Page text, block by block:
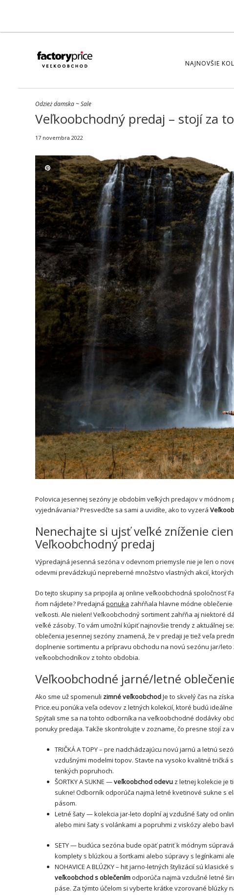
NAJNOVŠIE
Odzież damska~Sale
Veľkoobchodný predaj – stojí za
17 novembra 2022
Polovica jesennej sezóny je obdobím veľkých predajov v
vyjednávania? Presvedčte sa sami a uvidíte, ako to vyzerá
Nenechajte si ujsť veľké zníženie
Veľkoobchodný predaj
Výpredajná jesenná sezóna v odevnom priemysle nie je len o
odevmi prevádzkujú nepreberné množstvo vlastných akcií,
Do tejto skupiny sa pripojila aj online veľkoobchodná spoločnosť
ňom nájdete? Predajná ponuka zahŕňala hlavne módne
veľkosti. Ale nielen! Veľkoobchodný sortiment zahŕňa aj niektoré
veľké zásoby. To vám umožní kúpiť najnovšie trendy z aktuálnej
oblečenia jesennej sezóny znamená, že v predaji je tiež veľa
doplnenie sortimentu a prípravu obchodu na novú sezónu jar/
veľkoobchodníkov z tohto obdobia.
Veľkoobchodné jarné/letné
Ako sme už spomenuli zimné veľkoobchodJe to skvelý čas na
Price.eu ponúka veľa odevov z letných kolekcií, ktoré budú
Spýtali sme sa na tohto odborníka na veľkoobchodné dodávky
ponuky predaja. Takže skontrolujte v zozname, čo presne stojí za
TRIČKÁ A TOPY – pre nadchádzajúcu novú jarnú a letnú
vzdušnými modelmi topov. Stavte na vysoko kvalitné tričká
tenkých popruhoch.
ŠORTKY A SUKNE —veľkoobchod odevu z letnej kolekcie je
sukne! Odborník odporúča najmä letné kvetinové sukne s
pásom.
Letné šaty— kolekcia jar-leto doplní aj vzdušné šaty od
alebo mini šaty s volánkami a popruhmi z viskózy alebo
SETY — budúca sezóna bude opäť patriť k módnym
komplety s blúzkou a šortkami alebo súpravy s legínkami
NOHAVICE A BLÚZKY – hit jarno-letných štylizácií sú
veľkoobchod s oblečenímodporúča najmä vzdušné letné
páse. Za týmto účelom si vyberte krátke vzorované blúzky